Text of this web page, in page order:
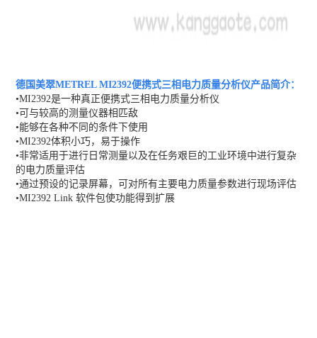
德国美翠METREL MI2392便携式三相电力质量分析仪产品简介：
•MI2392是一种真正便携式三相电力质量分析仪
•可与较高的测量仪器相匹敌
•能够在各种不同的条件下使用
•MI2392体积小巧，易于操作
•非常适用于进行日常测量以及在任务艰巨的工业环境中进行复杂
的电力质量评估
•通过预设的记录屏幕，可对所有主要电力质量参数进行现场评估
•MI2392 Link 软件包使功能得到扩展